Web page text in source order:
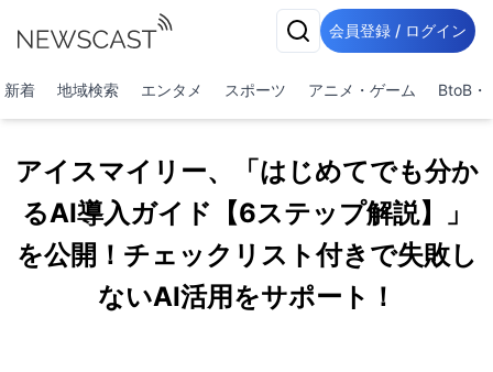
会員登録 / ログイン
新着 地域検索 エンタメ スポーツ アニメ・ゲーム BtoB・
アイスマイリー、「はじめてでも分か
るAI導入ガイド【6ステップ解説】」
を公開！チェックリスト付きで失敗し
ないAI活用をサポート！